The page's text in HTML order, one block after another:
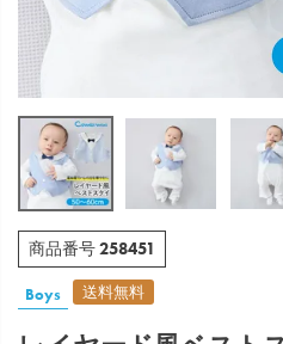
商品番号258451
Boys 送料無料